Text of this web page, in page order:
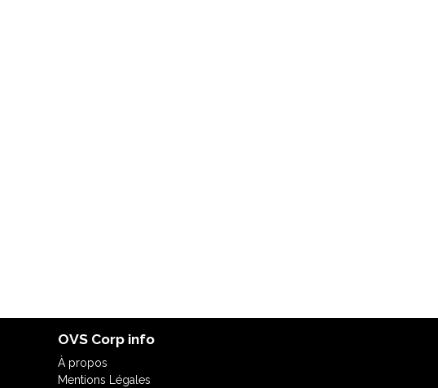
OVS Corp info
À propos
Mentions Légales